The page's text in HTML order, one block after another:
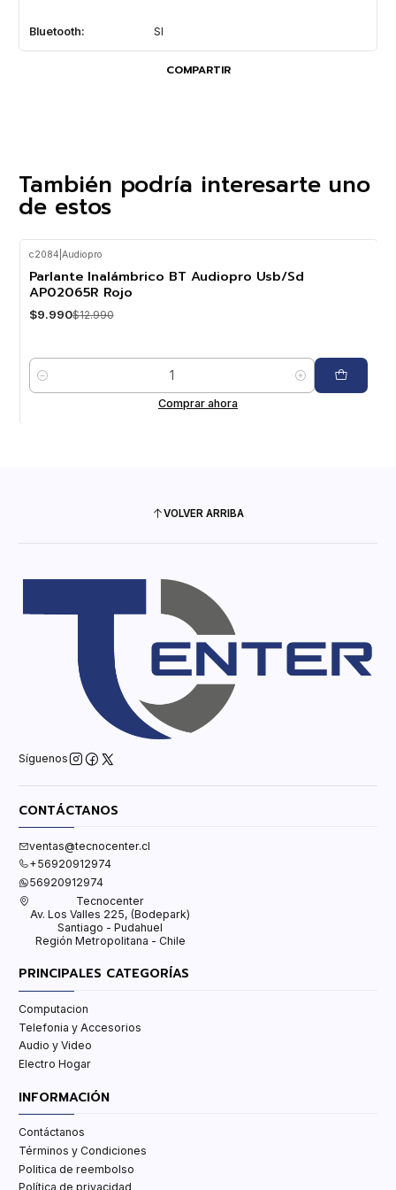
Bluetooth: SI
COMPARTIR
También podría interesarte uno
de estos
c2084 Audiopro
Parlante Inalámbrico BT Audiopro Usb/Sd
AP02065R Rojo
$9.990$12.990
Cantidad
Comprar ahora
VOLVER ARRIBA
Síguenos
CONTÁCTANOS
ventas@tecnocenter.cl
+56920912974
56920912974
Tecnocenter
Av. Los Valles 225, (Bodepark)
Santiago - Pudahuel
Región Metropolitana - Chile
PRINCIPALES CATEGORÍAS
Computacion
Telefonia y Accesorios
Audio y Video
Electro Hogar
INFORMACIÓN
Contáctanos
Términos y Condiciones
Politica de reembolso
Política de privacidad